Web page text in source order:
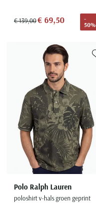
€ 139,00€ 69,50
-
50%
Polo Ralph Lauren
poloshirt v-hals groen geprint